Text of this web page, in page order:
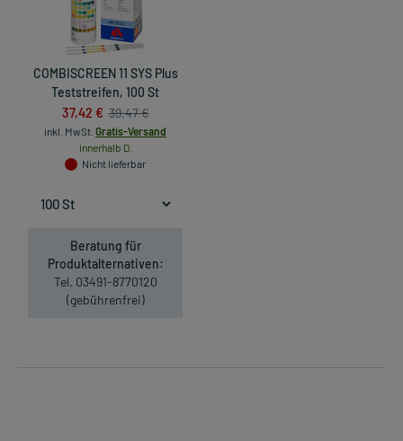
COMBISCREEN 11 SYS Plus
Teststreifen, 100 St
37,42 € 39,47 €
inkl. MwSt. Gratis-Versand
innerhalb D.
Nicht lieferbar
Beratung für
Produktalternativen:
Tel. 03491-8770120
(gebührenfrei)